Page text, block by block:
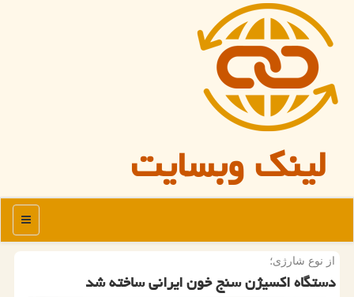
لینک وبسایت
منو
از نوع شارژی؛
دستگاه اكسیژن سنج خون ایرانی ساخته شد